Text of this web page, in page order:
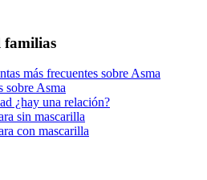
familias
más frecuentes sobre Asma
sobre Asma
¿hay una relación?
sin mascarilla
con mascarilla